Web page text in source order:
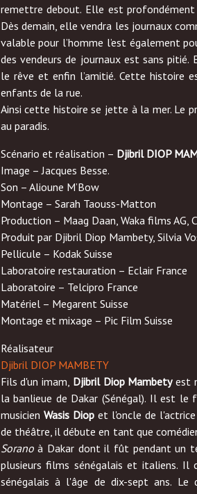
remettre debout. Elle est profondément
Dès demain, elle vendra les journaux
valable pour l’homme l’est également
des vendeurs de journaux est sans pitié.
le rêve et enfin l’amitié. Cette histoire
enfants de la rue.
Ainsi cette histoire se jette à la mer. Le
au paradis.
Scénario et réalisation – Djibril DIOP
Image – Jacques Besse.
Son – Alioune M’Bow
Montage – Sarah Taouss-Matton
Production – Maag Daan, Waka films AG,
Produit par Djibril Diop Mambety, Silvia
Pellicule – Kodak Suisse
Laboratoire restauration – Eclair France
Laboratoire – Telcipro France
Matériel – Megarent Suisse
Montage et mixage – Pic Film Suisse
Réalisateur
Djibril DIOP MAMBETY
Fils d'un imam, Djibril Diop Mambetyest
la banlieue de Dakar (Sénégal). Il est
musicien Wasis Diopet l'oncle de l'actrice
de théâtre, il débute en tant que
Soranoà Dakar dont il fût pendant un
plusieurs films sénégalais et italiens. Il
sénégalais à l'âge de dix-sept ans. Le